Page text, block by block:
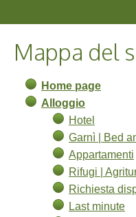
Mappa del
Home page
Alloggio
Hotel
Garnì | Bed
Appartamenti
Rifugi |
Richiesta
Last minute